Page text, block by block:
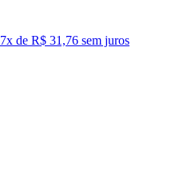
7x de R$ 31,76 sem juros